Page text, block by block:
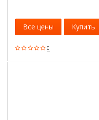
0
Все цены Купить